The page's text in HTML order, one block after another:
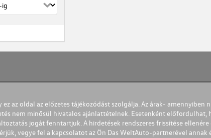
az oldal az előzetes tájékozódást szolgálja. Az árak-
nem minősül hivatalos ajánlattételnek. Esetenként
jogát fenntartjuk. A hirdetések rendszeres frissítése
vegye fel a kapcsolatot az Ön Das WeltAuto-partnerével